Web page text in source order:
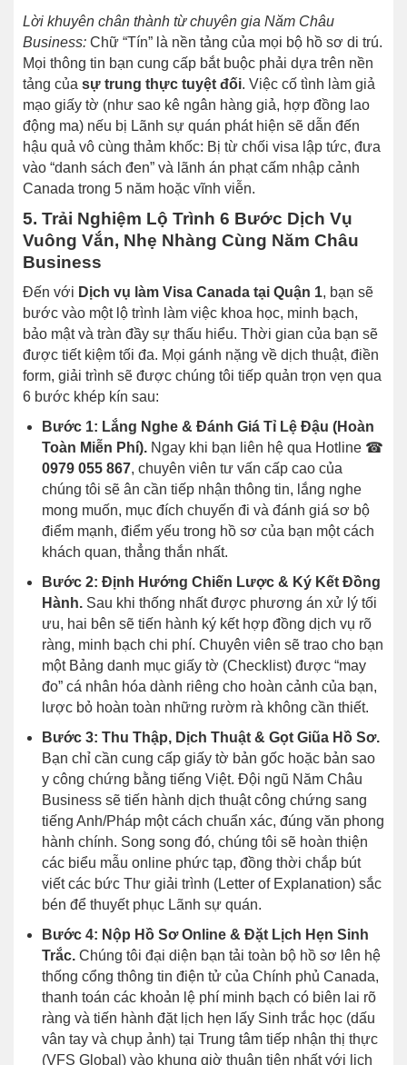
Lời khuyên chân thành từ chuyên gia Năm Châu
Business: Chữ “Tín” là nền tảng của mọi bộ hồ sơ di trú.
Mọi thông tin bạn cung cấp bắt buộc phải dựa trên nền
tảng của sự trung thực tuyệt đối. Việc cố tình làm giả
mạo giấy tờ (như sao kê ngân hàng giả, hợp đồng lao
động ma) nếu bị Lãnh sự quán phát hiện sẽ dẫn đến
hậu quả vô cùng thảm khốc: Bị từ chối visa lập tức, đưa
vào “danh sách đen” và lãnh án phạt cấm nhập cảnh
Canada trong 5 năm hoặc vĩnh viễn.
5. Trải Nghiệm Lộ Trình 6 Bước Dịch Vụ
Vuông Vắn, Nhẹ Nhàng Cùng Năm Châu
Business
Đến với Dịch vụ làm Visa Canada tại Quận 1, bạn sẽ
bước vào một lộ trình làm việc khoa học, minh bạch,
bảo mật và tràn đầy sự thấu hiểu. Thời gian của bạn sẽ
được tiết kiệm tối đa. Mọi gánh nặng về dịch thuật, điền
form, giải trình sẽ được chúng tôi tiếp quản trọn vẹn qua
6 bước khép kín sau:
Bước 1: Lắng Nghe & Đánh Giá Tỉ Lệ Đậu (Hoàn
Toàn Miễn Phí).Ngay khi bạn liên hệ qua Hotline ☎
0979 055 867, chuyên viên tư vấn cấp cao của
chúng tôi sẽ ân cần tiếp nhận thông tin, lắng nghe
mong muốn, mục đích chuyến đi và đánh giá sơ bộ
điểm mạnh, điểm yếu trong hồ sơ của bạn một cách
khách quan, thẳng thắn nhất.
Bước 2: Định Hướng Chiến Lược & Ký Kết Đồng
Hành.Sau khi thống nhất được phương án xử lý tối
ưu, hai bên sẽ tiến hành ký kết hợp đồng dịch vụ rõ
ràng, minh bạch chi phí. Chuyên viên sẽ trao cho bạn
một Bảng danh mục giấy tờ (Checklist) được “may
đo” cá nhân hóa dành riêng cho hoàn cảnh của bạn,
lược bỏ hoàn toàn những rườm rà không cần thiết.
Bước 3: Thu Thập, Dịch Thuật & Gọt Giũa Hồ Sơ.
Bạn chỉ cần cung cấp giấy tờ bản gốc hoặc bản sao
y công chứng bằng tiếng Việt. Đội ngũ Năm Châu
Business sẽ tiến hành dịch thuật công chứng sang
tiếng Anh/Pháp một cách chuẩn xác, đúng văn phong
hành chính. Song song đó, chúng tôi sẽ hoàn thiện
các biểu mẫu online phức tạp, đồng thời chắp bút
viết các bức Thư giải trình (Letter of Explanation) sắc
bén để thuyết phục Lãnh sự quán.
Bước 4: Nộp Hồ Sơ Online & Đặt Lịch Hẹn Sinh
Trắc.Chúng tôi đại diện bạn tải toàn bộ hồ sơ lên hệ
thống cổng thông tin điện tử của Chính phủ Canada,
thanh toán các khoản lệ phí minh bạch có biên lai rõ
ràng và tiến hành đặt lịch hẹn lấy Sinh trắc học (dấu
vân tay và chụp ảnh) tại Trung tâm tiếp nhận thị thực
(VFS Global) vào khung giờ thuận tiện nhất với lịch